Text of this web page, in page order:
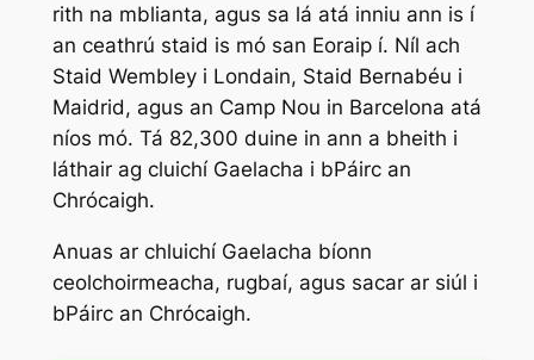
rith na mblianta, agus sa lá atá inniu ann is í
an ceathrú staid is mó san Eoraip í. Níl ach
Staid Wembley i Londain, Staid Bernabéu i
Maidrid, agus an Camp Nou in Barcelona atá
níos mó. Tá 82,300 duine in ann a bheith i
láthair ag cluichí Gaelacha i bPáirc an
Chrócaigh.
Anuas ar chluichí Gaelacha bíonn
ceolchoirmeacha, rugbaí, agus sacar ar siúl i
bPáirc an Chrócaigh.